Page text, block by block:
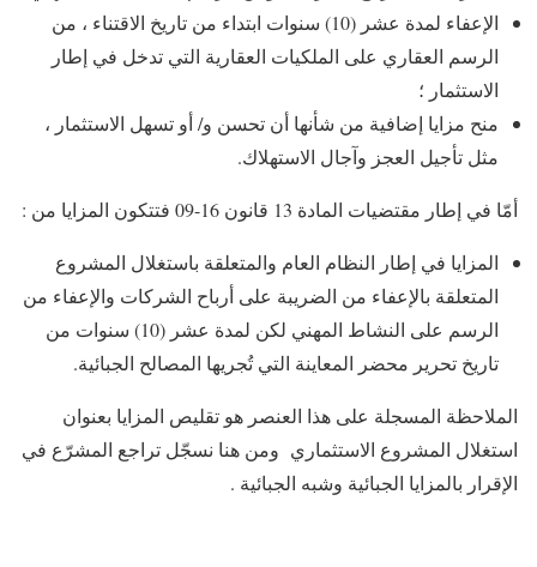
الإعفاء لمدة عشر (10) سنوات ابتداء من تاريخ الاقتناء ، من
الرسم العقاري على الملكيات العقارية التي تدخل في إطار
الاستثمار ؛
منح مزايا إضافية من شأنها أن تحسن و/ أو تسهل الاستثمار ،
مثل تأجيل العجز وآجال الاستهلاك.
أمّا في إطار مقتضيات المادة 13 قانون 16-09 فتتكون المزايا من :
المزايا في إطار النظام العام والمتعلقة باستغلال المشروع
المتعلقة بالإعفاء من الضريبة على أرباح الشركات والإعفاء من
الرسم على النشاط المهني لكن لمدة عشر (10) سنوات من
تاريخ تحرير محضر المعاينة التي تُجريها المصالح الجبائية.
الملاحظة المسجلة على هذا العنصر هو تقليص المزايا بعنوان
استغلال المشروع الاستثماري ومن هنا نسجّل تراجع المشرّع في
الإقرار بالمزايا الجبائية وشبه الجبائية .